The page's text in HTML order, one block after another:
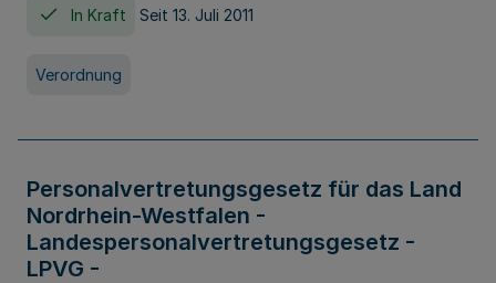
In Kraft Seit 13. Juli 2011
Verordnung
Personalvertretungsgesetz für das Land
Nordrhein-Westfalen -
Landespersonalvertretungsgesetz -
LPVG -